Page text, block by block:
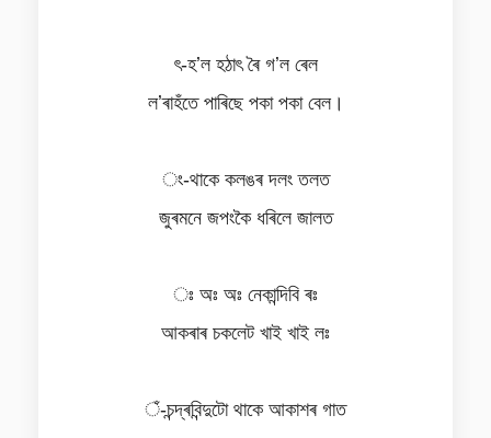
ৎ-হʼল হঠাৎ ৰৈ গʼল ৰেল
লʼৰাহঁতে পাৰিছে পকা পকা বেল।
ং-থাকে কলঙৰ দলং তলত
জুৰমনে জপংকৈ ধৰিলে জালত
ঃ অঃ অঃ নেকান্দিবি ৰঃ
আকৰাৰ চকলেট খাই খাই লঃ
ঁ-চন্দ্ৰবিন্দুটো থাকে আকাশৰ গাত